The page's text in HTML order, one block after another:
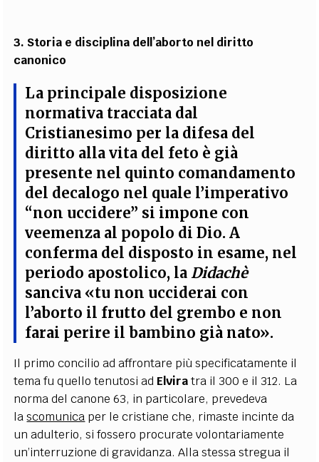
3. Storia e disciplina dell’aborto nel diritto
canonico
La principale disposizione
normativa tracciata dal
Cristianesimo per la difesa del
diritto alla vita del feto è già
presente nel quinto comandamento
del decalogo nel quale l’imperativo
“non uccidere” si impone con
veemenza al popolo di Dio. A
conferma del disposto in esame, nel
periodo apostolico, la Didachè
sanciva «tu non ucciderai con
l’aborto il frutto del grembo e non
farai perire il bambino già nato».
Il primo concilio ad affrontare più specificatamente il
tema fu quello tenutosi ad Elviratra il 300 e il 312. La
norma del canone 63, in particolare, prevedeva
lascomunica per le cristiane che, rimaste incinte da
un adulterio, si fossero procurate volontariamente
un’interruzione di gravidanza. Alla stessa stregua il